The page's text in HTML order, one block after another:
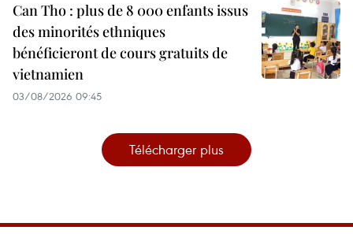
Can Tho : plus de 8 000 enfants issus
des minorités ethniques
bénéficieront de cours gratuits de
vietnamien
03/08/2026 09:45
Télécharger plus